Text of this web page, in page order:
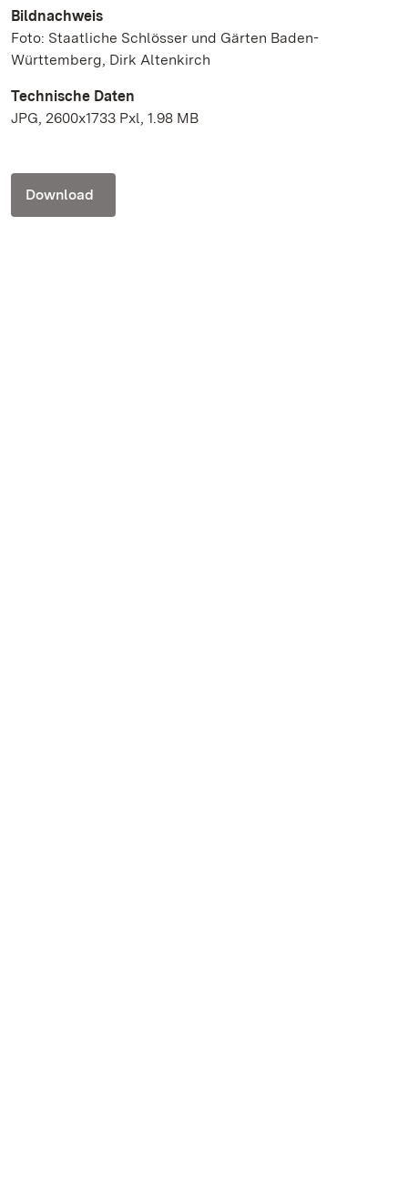
Bildnachweis
Foto: Staatliche Schlösser und Gärten Baden-
Württemberg, Dirk Altenkirch
Technische Daten
JPG, 2600x1733 Pxl, 1.98 MB
Download